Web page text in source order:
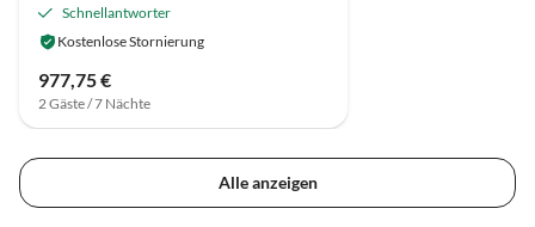
Schnellantworter
Kostenlose Stornierung
977,75 €
2 Gäste / 7 Nächte
Alle anzeigen